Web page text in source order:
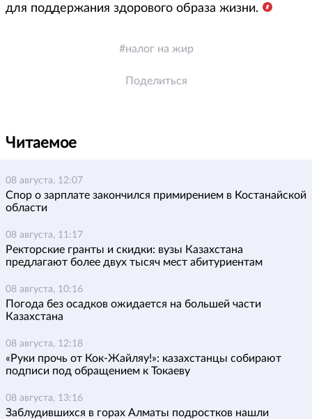
для поддержания здорового образа жизни.
налог на жир
Поделиться
Читаемое
08 августа, 12:07
Спор о зарплате закончился примирением в Костанайской
области
08 августа, 11:17
Ректорские гранты и скидки: вузы Казахстана
предлагают более двух тысяч мест абитуриентам
08 августа, 10:16
Погода без осадков ожидается на большей части
Казахстана
08 августа, 12:18
«Руки прочь от Кок-Жайляу!»: казахстанцы собирают
подписи под обращением к Токаеву
08 августа, 13:16
Заблудившихся в горах Алматы подростков нашли